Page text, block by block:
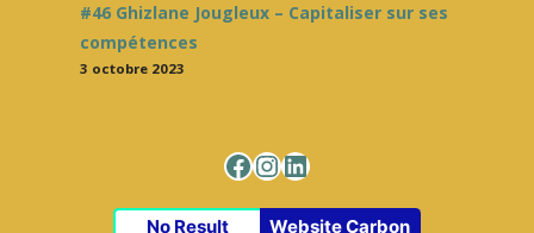
#46 Ghizlane Jougleux – Capitaliser sur ses
compétences
3 octobre 2023
Facebook
Instagram
LinkedIn
No Result Website Carbon